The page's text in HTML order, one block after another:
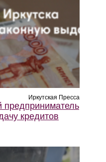
Иркутская Пресса
предприниматель
кредитов